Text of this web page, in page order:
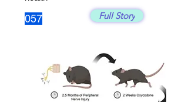
057 Full Story